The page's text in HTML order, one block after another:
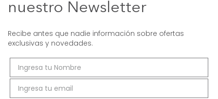
nuestro Newsletter
Recibe antes que nadie información sobre ofertas
exclusivas y novedades.